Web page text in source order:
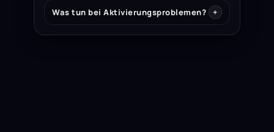
Was tun bei Aktivierungsproblemen?